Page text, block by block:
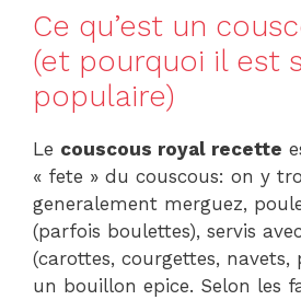
Ce qu’est un
(et pourquoi il est
populaire)
Le couscous royal recette
« fete » du couscous: on y
generalement merguez,
(parfois boulettes), servis
(carottes, courgettes,
un bouillon epice. Selon les